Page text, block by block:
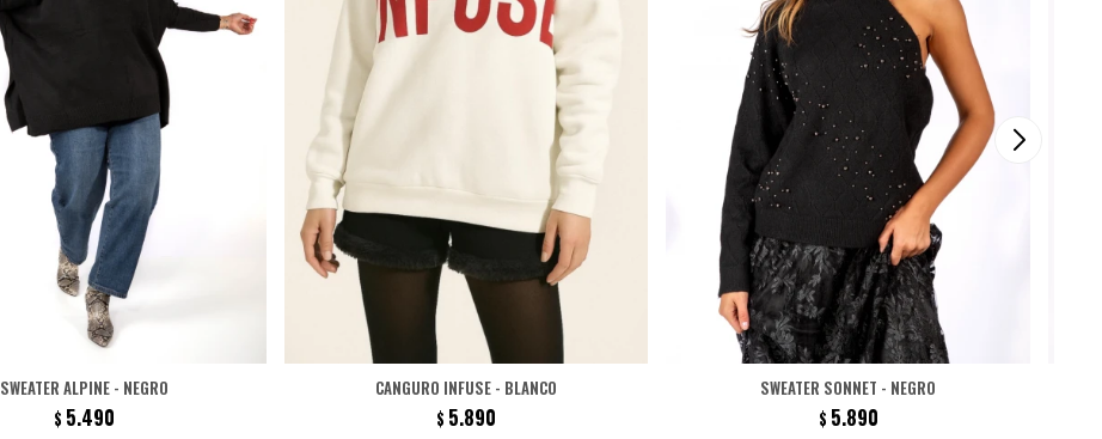
SWEATER ALPINE - NEGRO
$ 5.490
CANGURO INFUSE - BLANCO
$ 5.890
SWEATER SONNET - NEGRO
$ 5.890